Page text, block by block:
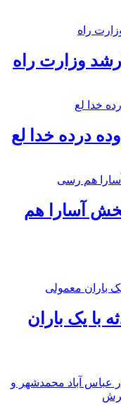
وزارت راه
درده خدا لع
آسارا هم
با یک باران